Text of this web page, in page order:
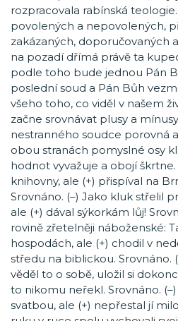
rozpracovala rabínská
povolených a nepovolených,
zakázaných, doporučovaných
na pozadí dřímá právě ta
podle toho bude jednou Pán
poslední soud a Pán Bůh
všeho toho, co viděl v našem
začne srovnávat plusy a
nestranného soudce porovná
obou stranách pomyslné osy
hodnot vyvažuje a obojí
knihovny, ale (+) přispíval na
Srovnáno. (–) Jako kluk střelil
ale (+) dával sýkorkám lůj!
rovině zřetelněji náboženské:
hospodách, ale (+) chodil v
středu na biblickou. Srovnáno.
věděl to o sobě, uložil si
to nikomu neřekl. Srovnáno.
svatbou, ale (+) nepřestal jí